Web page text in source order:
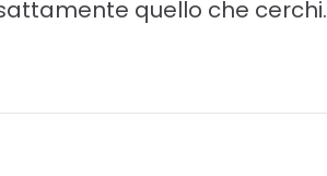
quello che cerchi.